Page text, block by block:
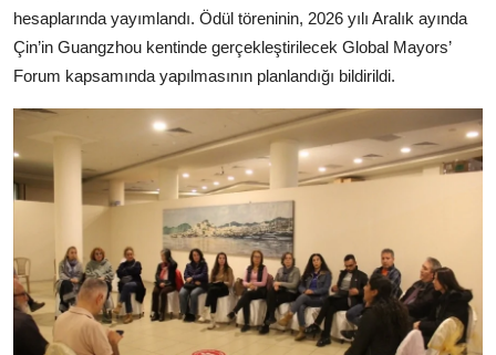
hesaplarında yayımlandı. Ödül töreninin, 2026 yılı Aralık ayında
Çin’in Guangzhou kentinde gerçekleştirilecek Global Mayors’
Forum kapsamında yapılmasının planlandığı bildirildi.